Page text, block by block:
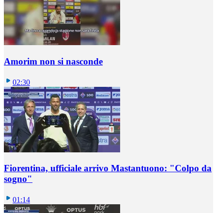
Amorim non si nasconde
02:30
Fiorentina, ufficiale arrivo Mastantuono: "Colpo da
sogno"
01:14